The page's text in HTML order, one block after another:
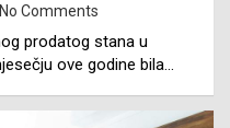
No Comments
prodatog stana u
ove godine bila…